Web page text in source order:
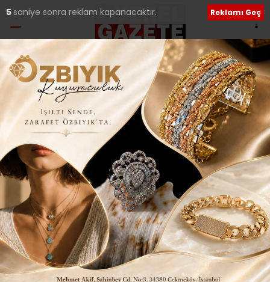
Etiket:Yüksel Atmaca
“SANCAKTEPE’NİN AYDINLIK GELECEĞİ İÇİN
BEN DE VARIM..”
Sancaktepe kamuoyunda sivil toplum kuruluşlarında
üstlendiği etkin görevlerle tanınan Yüksel Atmaca,
Cumhuriyet Halk Partisi’nden meclis
29 Kasım 2023 Çarşamba 22:35
4 saniye sonra reklam kapanacaktır. Reklamı Geç
Sosyal medya hesaplarımızı keşfedin